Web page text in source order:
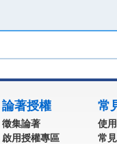
論著授權
徵集論著
啟用授權專區
常
使
常